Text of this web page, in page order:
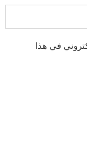
في هذا